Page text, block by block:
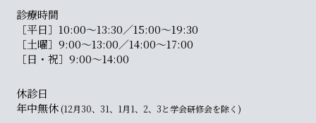
診療時間
［平日］10:00〜13:30／15:00〜19:30
［土曜］9:00〜13:00／14:00〜17:00
［日・祝］9:00〜14:00
休診日
年中無休 (12月30、31、1月1、2、3と学会研修会を除く)